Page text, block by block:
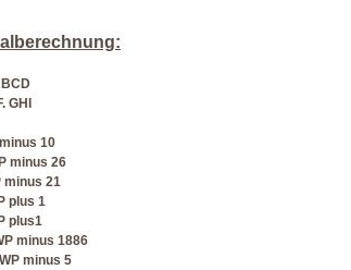
BCD
GHI
WP minus 10
minus 26
minus 21
plus 1
plus1
minus 1886
minus 5